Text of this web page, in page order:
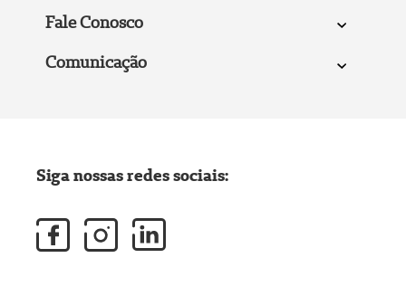
Fale Conosco
Comunicação
Siga nossas redes sociais: